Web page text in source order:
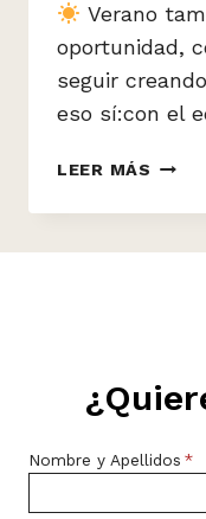
Verano
oportunidad,
seguir
eso sí:con el
LEER MÁS ASÍ
Nombre y Apellidos *